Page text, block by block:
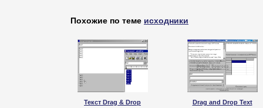
Похожие по теме исходники
Текст Drag & Drop Drag and Drop Text